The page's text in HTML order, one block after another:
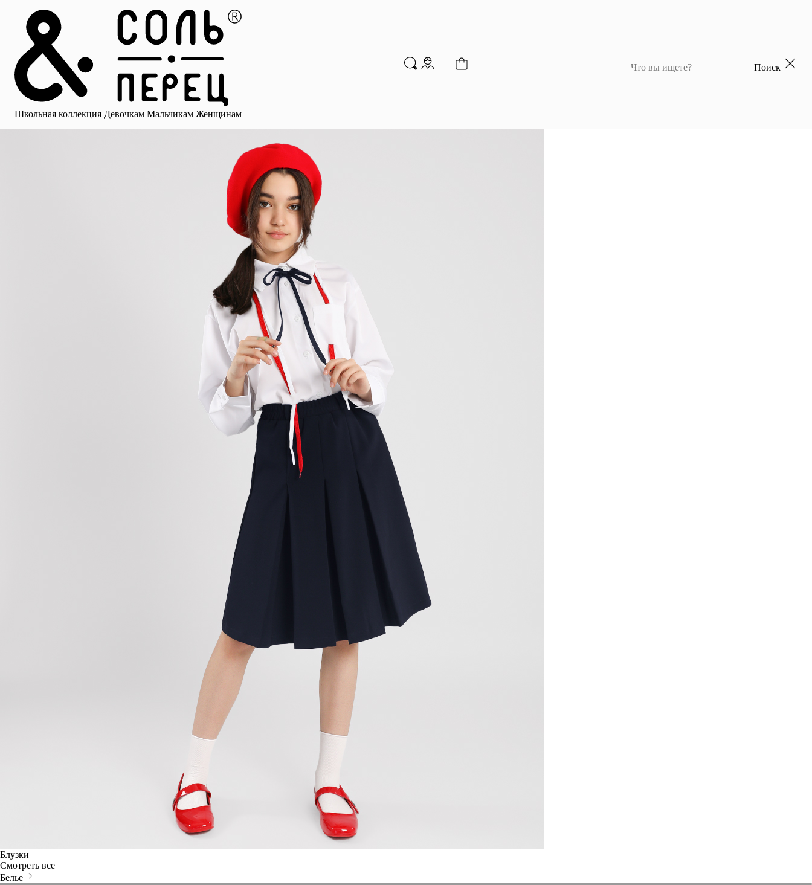
Школьная коллекция Девочкам Мальчикам Женщинам
Поиск
Главная
Каталог
Избранное
Профиль
Корзина
Школьная коллекция
Мальчикам Женщинам
Брюки для мальчиков
для девочек Носки Рубашки Платья и сарафаны Юбки
Блузки
Смотреть все
Белье